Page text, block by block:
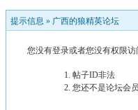
提示信息 » 广西的狼精英论坛
您没有登录或者您没有权限
帖子ID非法
您还不是论坛会